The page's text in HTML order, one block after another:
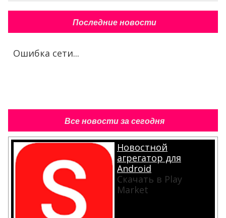
Последние новости
Ошибка сети...
Все новости за сегодня
Новостной
агрегатор для
Android
Скачать в Play
Market